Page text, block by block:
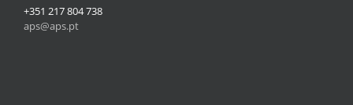
+351 217 804 738
aps@aps.pt